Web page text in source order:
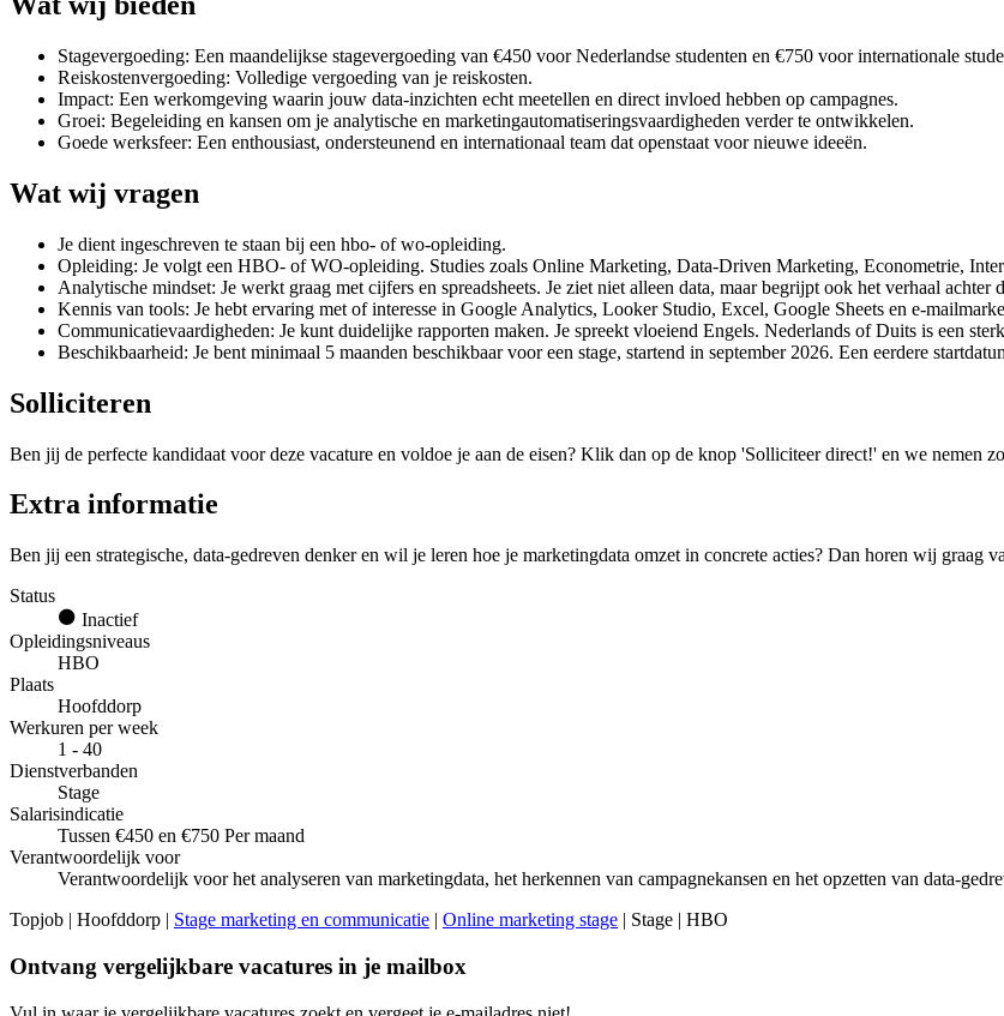
Stagevergoeding: Een maandelijkse stagevergoeding van €450 voor Nederlandse studenten en €750 voor internationale
Reiskostenvergoeding: Volledige vergoeding van je reiskosten.
Impact: Een werkomgeving waarin jouw data-inzichten echt meetellen en direct invloed hebben op campagnes.
Groei: Begeleiding en kansen om je analytische en marketingautomatiseringsvaardigheden verder te ontwikkelen.
Goede werksfeer: Een enthousiast, ondersteunend en internationaal team dat openstaat voor nieuwe ideeën.
Wat wij vragen
Je dient ingeschreven te staan bij een hbo- of wo-opleiding.
Opleiding: Je volgt een HBO- of WO-opleiding. Studies zoals Online Marketing, Data-Driven Marketing, Econometrie,
Analytische mindset: Je werkt graag met cijfers en spreadsheets. Je ziet niet alleen data, maar begrijpt ook het verhaal achter
Kennis van tools: Je hebt ervaring met of interesse in Google Analytics, Looker Studio, Excel, Google Sheets en e-
Communicatievaardigheden: Je kunt duidelijke rapporten maken. Je spreekt vloeiend Engels. Nederlands of Duits is een
Beschikbaarheid: Je bent minimaal 5 maanden beschikbaar voor een stage, startend in september 2026. Een eerdere
Solliciteren
Ben jij de perfecte kandidaat voor deze vacature en voldoe je aan de eisen? Klik dan op de knop 'Solliciteer direct!' en we nemen
Extra informatie
Ben jij een strategische, data-gedreven denker en wil je leren hoe je marketingdata omzet in concrete acties? Dan horen wij graag
Status
Inactief
Opleidingsniveaus
HBO
Plaats
Hoofddorp
Werkuren per week
1 - 40
Dienstverbanden
Stage
Salarisindicatie
Tussen €450 en €750 Per maand
Verantwoordelijk voor
Verantwoordelijk voor het analyseren van marketingdata, het herkennen van campagnekansen en het opzetten van data-
Topjob | Hoofddorp | Stage marketing en communicatie | Online marketing stage | Stage | HBO
Ontvang vergelijkbare vacatures in je mailbox